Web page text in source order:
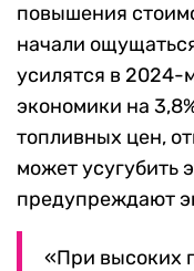
повышения
начали
усилятся в
экономики на
топливных цен,
может усугубить
предупреждают
«При высоких